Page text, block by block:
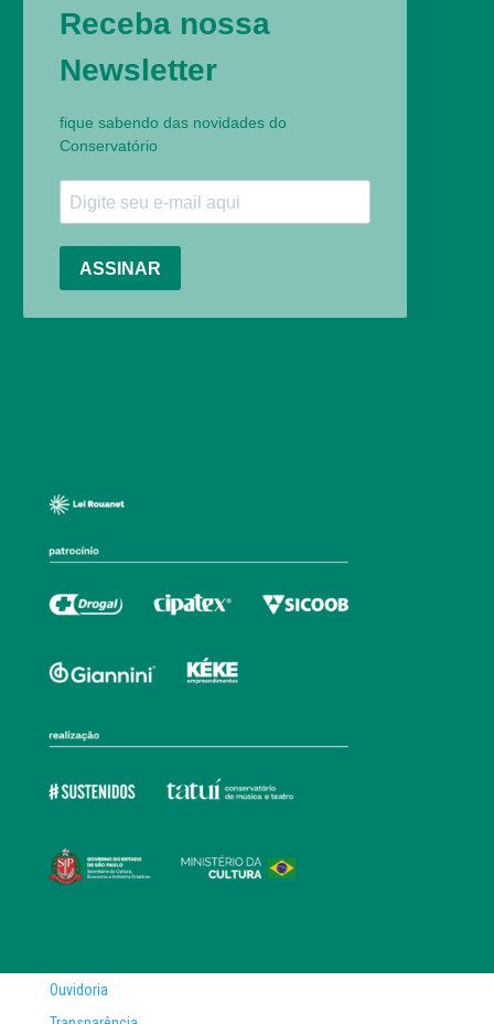
Ouvidoria